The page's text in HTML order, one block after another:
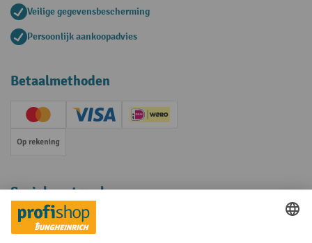
Veilige gegevensbescherming
Persoonlijk aankoopadvies
Betaalmethoden
Creditcard (Master)Creditcard (Visa)iDEAL | Wero
Op rekening
Sociale netwerken
Facebook
YouTube
LinkedInInstagram